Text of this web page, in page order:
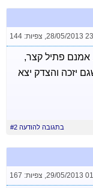
28/05/2013
, צפיות: 144
אמנם פתיל קצר,
יזכה והצדק יצא
בתגובה להודעה #2
29/05/2013
, צפיות: 167